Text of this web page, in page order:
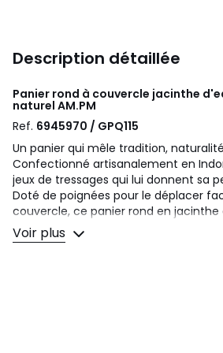
Description détaillée
Panier rond à couvercle jacinthe
naturel AM.PM
Ref. 6945970 / GPQ115
Un panier qui mêle tradition,
Confectionné artisanalement en
jeux de tressages qui lui donnent sa
Doté de poignées pour le déplacer
couvercle, ce panier rond en jacinthe
décoratif, s’invite dans toutes les
dissimuler l'essentiel.
Voir plus